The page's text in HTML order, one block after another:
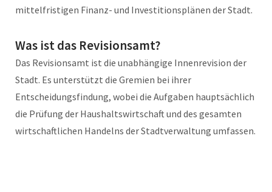
mittelfristigen Finanz- und Investitionsplänen der Stadt.
Was ist das Revisionsamt?
Das Revisionsamt ist die unabhängige Innenrevision der
Stadt. Es unterstützt die Gremien bei ihrer
Entscheidungsfindung, wobei die Aufgaben hauptsächlich
die Prüfung der Haushaltswirtschaft und des gesamten
wirtschaftlichen Handelns der Stadtverwaltung umfassen.